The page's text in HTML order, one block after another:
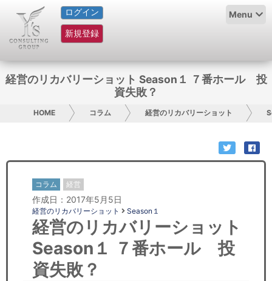
ログイン
新規登録
Menu
HOME
サービス紹介
コラム
お問い合わせ
日本人にPR
コンサルティング
リサーチ
セミナー
経営のリカバリーショット Season１ ７番ホール 投
資失敗？
HOME コラム 経営のリカバリーショット
コラム 経営
作成日：2017年5月5日
経営のリカバリーショット Season１
経営のリカバリーショット
Season１ ７番ホール 投
資失敗？